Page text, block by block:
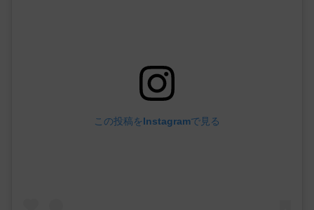
この投稿をInstagramで見る